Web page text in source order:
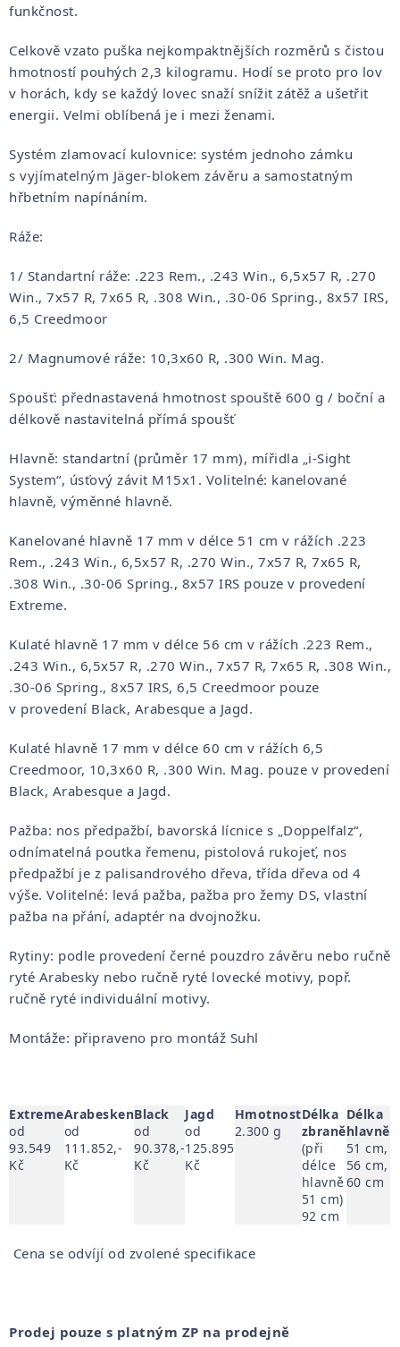
funkčnost.
Celkově vzato puška nejkompaktnějších rozměrů s čistou
hmotností pouhých 2,3 kilogramu. Hodí se proto pro lov
v horách, kdy se každý lovec snaží snížit zátěž a ušetřit
energii. Velmi oblíbená je i mezi ženami.
Systém zlamovací kulovnice: systém jednoho zámku
s vyjímatelným Jäger-blokem závěru a samostatným
hřbetním napínáním.
Ráže:
1/ Standartní ráže: .223 Rem., .243 Win., 6,5x57 R, .270
Win., 7x57 R, 7x65 R, .308 Win., .30-06 Spring., 8x57 IRS,
6,5 Creedmoor
2/ Magnumové ráže: 10,3x60 R, .300 Win. Mag.
Spoušť: přednastavená hmotnost spouště 600 g / boční a
délkově nastavitelná přímá spoušť
Hlavně: standartní (průměr 17 mm), mířidla „i-Sight
System“, úsťový závit M15x1. Volitelné: kanelované
hlavně, výměnné hlavně.
Kanelované hlavně 17 mm v délce 51 cm v rážích .223
Rem., .243 Win., 6,5x57 R, .270 Win., 7x57 R, 7x65 R,
.308 Win., .30-06 Spring., 8x57 IRS pouze v provedení
Extreme.
Kulaté hlavně 17 mm v délce 56 cm v rážích .223 Rem.,
.243 Win., 6,5x57 R, .270 Win., 7x57 R, 7x65 R, .308 Win.,
.30-06 Spring., 8x57 IRS, 6,5 Creedmoor pouze
v provedení Black, Arabesque a Jagd.
Kulaté hlavně 17 mm v délce 60 cm v rážích 6,5
Creedmoor, 10,3x60 R, .300 Win. Mag. pouze v provedení
Black, Arabesque a Jagd.
Pažba: nos předpažbí, bavorská lícnice s „Doppelfalz“,
odnímatelná poutka řemenu, pistolová rukojeť, nos
předpažbí je z palisandrového dřeva, třída dřeva od 4
výše. Volitelné: levá pažba, pažba pro žemy DS, vlastní
pažba na přání, adaptér na dvojnožku.
Rytiny: podle provedení černé pouzdro závěru nebo ručně
ryté Arabesky nebo ručně ryté lovecké motivy, popř.
ručně ryté individuální motivy.
Montáže: připraveno pro montáž Suhl
Extreme
od
93.549
Kč
Arabesken
od
111.852,-
Kč
Black
od
90.378,-
Kč
Jagd
od
125.895
Kč
Hmotnost
2.300 g
Délka
zbraně
(při
délce
hlavně
51 cm)
92 cm
Délka
hlavně
51 cm,
56 cm,
60 cm
Cena se odvíjí od zvolené specifikace
Prodej pouze s platným ZP na prodejně